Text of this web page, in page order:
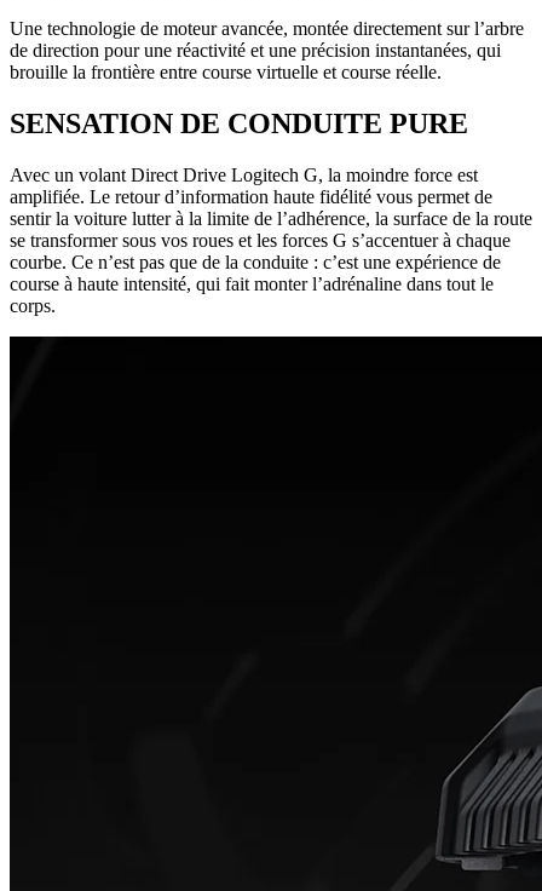
Une technologie de moteur avancée, montée directement sur l’arbre
de direction pour une réactivité et une précision instantanées, qui
brouille la frontière entre course virtuelle et course réelle.
SENSATION DE CONDUITE PURE
Avec un volant Direct Drive Logitech G, la moindre force est
amplifiée. Le retour d’information haute fidélité vous permet de
sentir la voiture lutter à la limite de l’adhérence, la surface de la route
se transformer sous vos roues et les forces G s’accentuer à chaque
courbe. Ce n’est pas que de la conduite : c’est une expérience de
course à haute intensité, qui fait monter l’adrénaline dans tout le
corps.